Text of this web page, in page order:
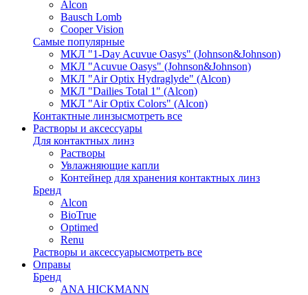
Alcon
Bausch Lomb
Cooper Vision
Самые популярные
МКЛ "1-Day Acuvue Oasys" (Johnson&Johnson)
МКЛ "Acuvue Oasys" (Johnson&Johnson)
МКЛ "Air Optix Hydraglyde" (Alcon)
МКЛ "Dailies Total 1" (Alcon)
МКЛ "Air Optix Colors" (Alcon)
Контактные линзысмотреть все
Растворы и аксессуары
Для контактных линз
Растворы
Увлажняющие капли
Контейнер для хранения контактных линз
Бренд
Alcon
BioTrue
Optimed
Renu
Растворы и аксессуарысмотреть все
Оправы
Бренд
ANA HICKMANN